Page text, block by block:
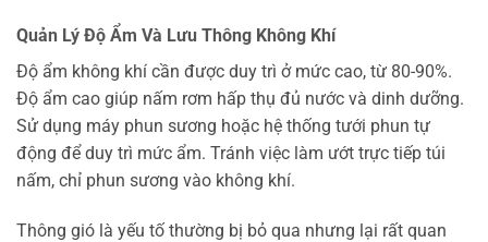
Quản Lý Độ Ẩm Và Lưu Thông Không Khí
Độ ẩm không khí cần được duy trì ở mức cao, từ 80-90%.
Độ ẩm cao giúp nấm rơm hấp thụ đủ nước và dinh dưỡng.
Sử dụng máy phun sương hoặc hệ thống tưới phun tự
động để duy trì mức ẩm. Tránh việc làm ướt trực tiếp túi
nấm, chỉ phun sương vào không khí.
Thông gió là yếu tố thường bị bỏ qua nhưng lại rất quan